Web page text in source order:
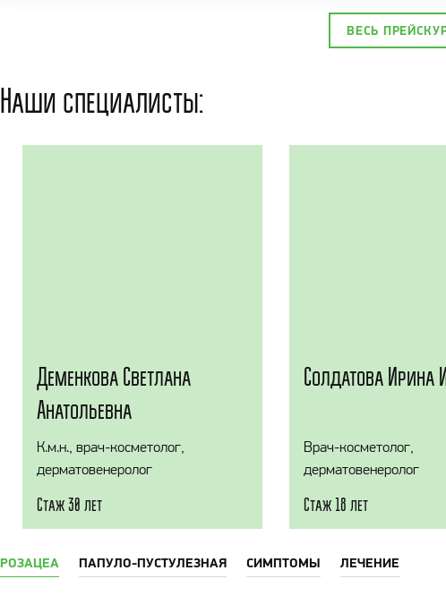
ВЕСЬ
Наши специалисты:
Деменкова Светлана
Анатольевна
К.м.н., врач-косметолог,
дерматовенеролог
Стаж 30 лет
Солдатова Ирина
Врач-косметолог,
дерматовенеролог
Стаж 18 лет
РОЗАЦЕА ПАПУЛО-ПУСТУЛЕЗНАЯ СИМПТОМЫ ЛЕЧЕНИЕ